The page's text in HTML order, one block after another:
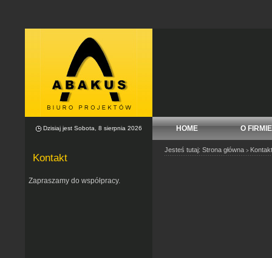
Dzisiaj jest Sobota, 8 sierpnia 2026 HOME O FIRMIE
Kontakt
Zapraszamy do współpracy.
Jesteś tutaj: Strona główna > Kontakt